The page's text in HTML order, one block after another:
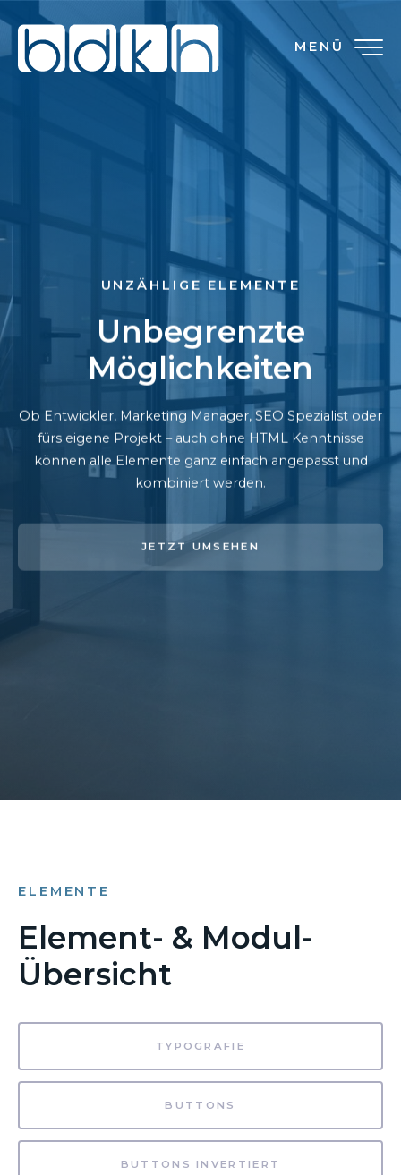
MENÜ
UNZÄHLIGE ELEMENTE
Unbegrenzte
Möglichkeiten
Ob Entwickler, Marketing Manager, SEO Spezialist oder
fürs eigene Projekt – auch ohne HTML Kenntnisse
können alle Elemente ganz einfach angepasst und
kombiniert werden.
JETZT UMSEHEN
ELEMENTE
Element- & Modul-
Übersicht
TYPOGRAFIE
BUTTONS
BUTTONS INVERTIERT